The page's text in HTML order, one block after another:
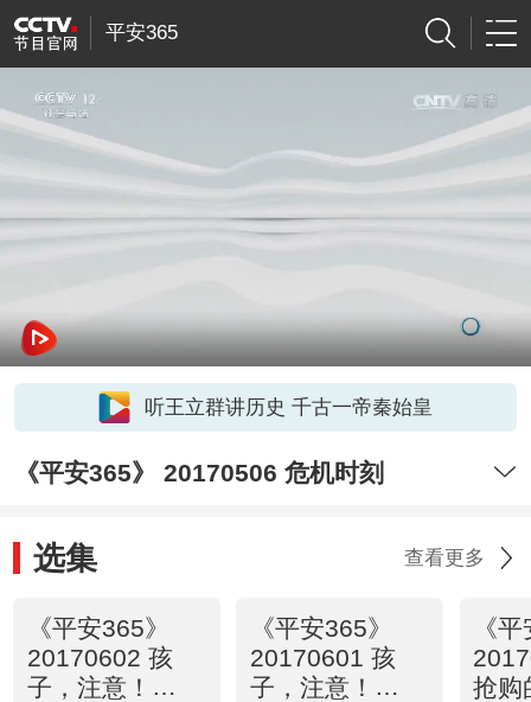
平安365
听王立群讲历史 千古一帝秦始皇
《平安365》 20170506 危机时刻
选集 查看更多
《平安365》
20170602 孩
子，注意！
《平安365》
20170601 孩
子，注意！
《
抢购